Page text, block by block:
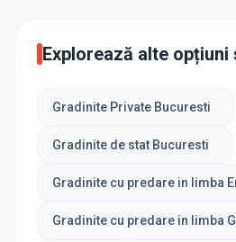
Explorează alte opțiuni
Gradinite Private Bucuresti
Gradinite de stat Bucuresti
Gradinite cu predare in limba
Gradinite cu predare in limba